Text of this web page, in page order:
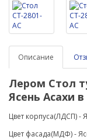
Описание
Лером Стол
Ясень Асахи
Цвет корпуса(ЛДСП) -
Цвет фасада(МДФ) -